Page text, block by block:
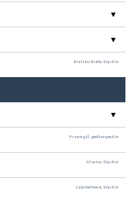
Bielsko-Biała, śląskie
Przemyśl, podkarpackie
Gliwice, śląskie
Częstochowa, śląskie